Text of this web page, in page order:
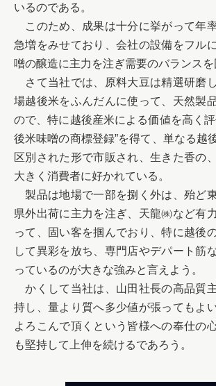
いるのである。
このため、成果は十分に挙がって年
急増をみせており、会社の設備をフル
噌の醸造に主力を注ぎ需要のバランスを
さて当社では、原料大豆は精選研磨
場越後米をふんだんに使って、天然製
ので、特に越後産米による価値を高く
後米味噌の商標登録”を得て、単なる越
区別された形で市販され、生きた香の
大きく消費者に好かれている。
製品は地場で一部を捌く外は、殆ど
県外出荷に主力を注ぎ、天龍㈱など有
って、固い客を掴んでおり、特に越後
して異彩を放ち、専門店やデパート筋
っているのが大きな強みと言えよう。
かくして当社は、山田社長の高品質
持し、量より質へ多少値が張ってもよ
よろこんで頂くという皆様への奉仕の
も堅持して上伸を続けるであろう。